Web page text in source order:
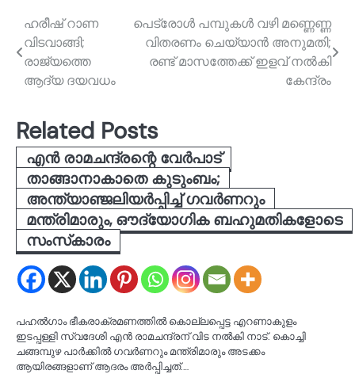
Post
navigation
ഹരീഷ് റാണ
വിടവാങ്ങി;
രാജ്യത്തെ
ആദ്യ ദയവധം
പെട്രോള്‍ പമ്പുകള്‍ വഴി മണ്ണെണ്ണ
വിതരണം ചെയ്യാന്‍ അനുമതി;
രണ്ട് മാസത്തേക്ക് ഇളവ് നൽകി
കേന്ദ്രം
Related Posts
എൻ രാമചന്ദ്രന്റെ വേർപാട്
താങ്ങാനാകാതെ കുടുംബം;
അന്ത്യാഞ്ജലിയർപ്പിച്ച് ഗവർണറും
മന്ത്രിമാരും, ഔദ്യോഗിക ബഹുമതികളോടെ
സംസ്‌കാരം
പഹൽഗാം ഭീകരാക്രമണത്തിൽ കൊല്ലപ്പെട്ട എറണാകുളം
ഇടപ്പള്ളി സ്വദേശി എൻ രാമചന്ദ്രന് വിട നൽകി നാട്. കൊച്ചി
ചങ്ങമ്പുഴ പാർക്കിൽ ഗവർണറും മന്ത്രിമാരും അടക്കം
ആയിരങ്ങളാണ് ആദരം അർപ്പിച്ചത്.…